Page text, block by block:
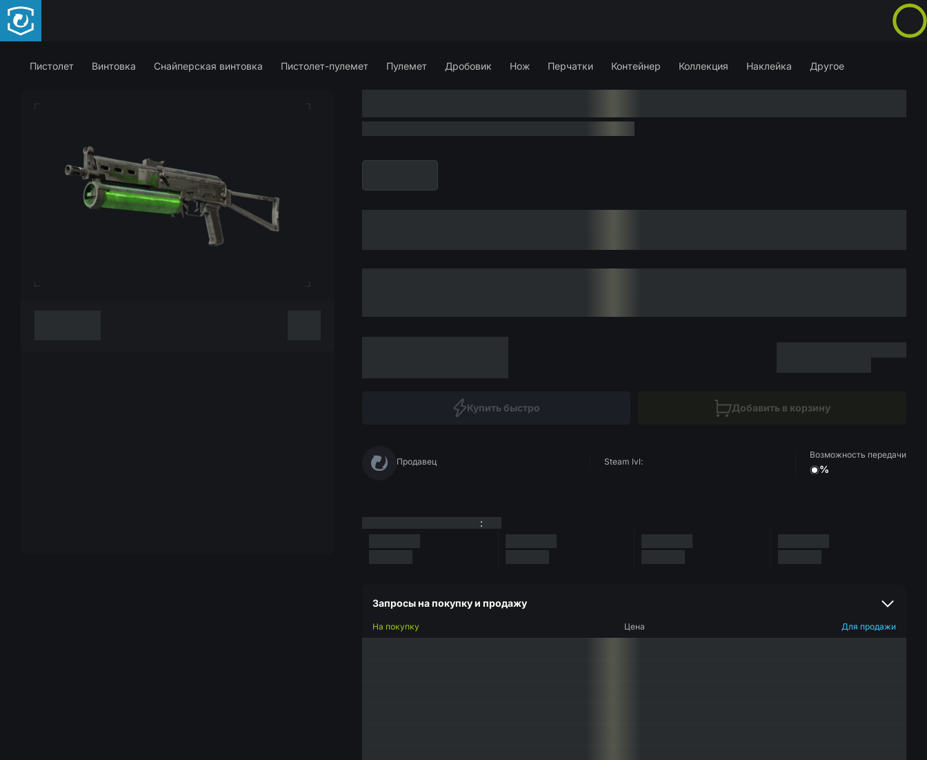
Пистолет Винтовка Снайперская винтовка Пистолет-пулемет Пулемет Дробовик Нож Перчатки Контейнер Коллекция Наклейка Другое
Купить быстро Добавить в корзину
Продавец Steam lvl:
Возможность передачи
%
:
Запросы на покупку и продажу
На покупку Цена Для продажи